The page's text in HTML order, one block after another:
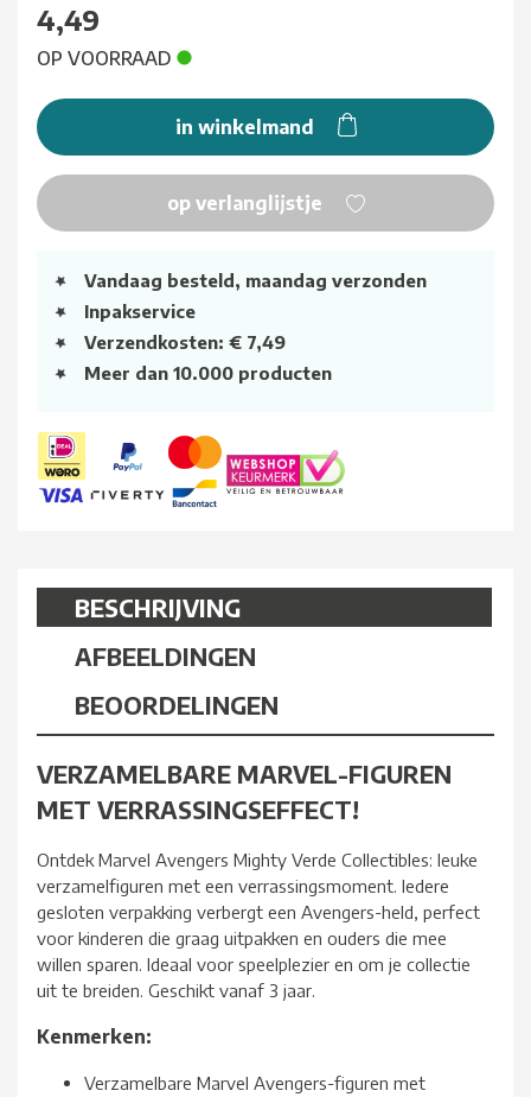
4,49
OP VOORRAAD
in winkelmand
op verlanglijstje
Vandaag besteld, maandag verzonden
Inpakservice
Verzendkosten: € 7,49
Meer dan 10.000 producten
BESCHRIJVING
AFBEELDINGEN
BEOORDELINGEN
VERZAMELBARE MARVEL-FIGUREN
MET VERRASSINGSEFFECT!
Ontdek Marvel Avengers Mighty Verde Collectibles: leuke
verzamelfiguren met een verrassingsmoment. Iedere
gesloten verpakking verbergt een Avengers-held, perfect
voor kinderen die graag uitpakken en ouders die mee
willen sparen. Ideaal voor speelplezier en om je collectie
uit te breiden. Geschikt vanaf 3 jaar.
Kenmerken:
Verzamelbare Marvel Avengers-figuren met